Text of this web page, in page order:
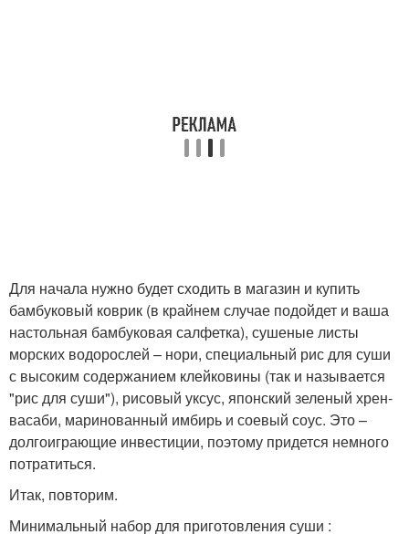
Для начала нужно будет сходить в магазин и купить
бамбуковый коврик (в крайнем случае подойдет и ваша
настольная бамбуковая салфетка), сушеные листы
морских водорослей – нори, специальный рис для суши
с высоким содержанием клейковины (так и называется
"рис для суши"), рисовый уксус, японский зеленый хрен-
васаби, маринованный имбирь и соевый соус. Это –
долгоиграющие инвестиции, поэтому придется немного
потратиться.
Итак, повторим.
Минимальный набор для приготовления суши :